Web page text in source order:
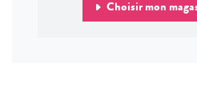
Choisir mon